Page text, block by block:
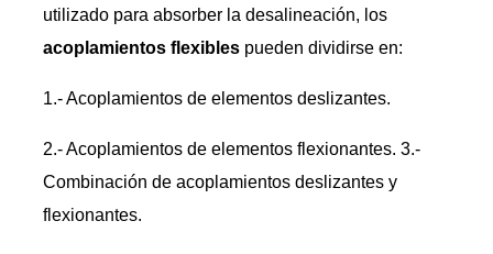
utilizado para absorber la desalineación, los
acoplamientos flexiblespueden dividirse en:
1.- Acoplamientos de elementos deslizantes.
2.- Acoplamientos de elementos flexionantes. 3.-
Combinación de acoplamientos deslizantes y
flexionantes.